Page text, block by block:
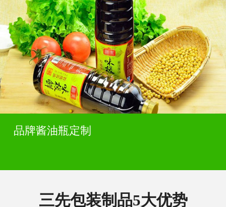
品牌酱油瓶定制
三先包装制品5大优势